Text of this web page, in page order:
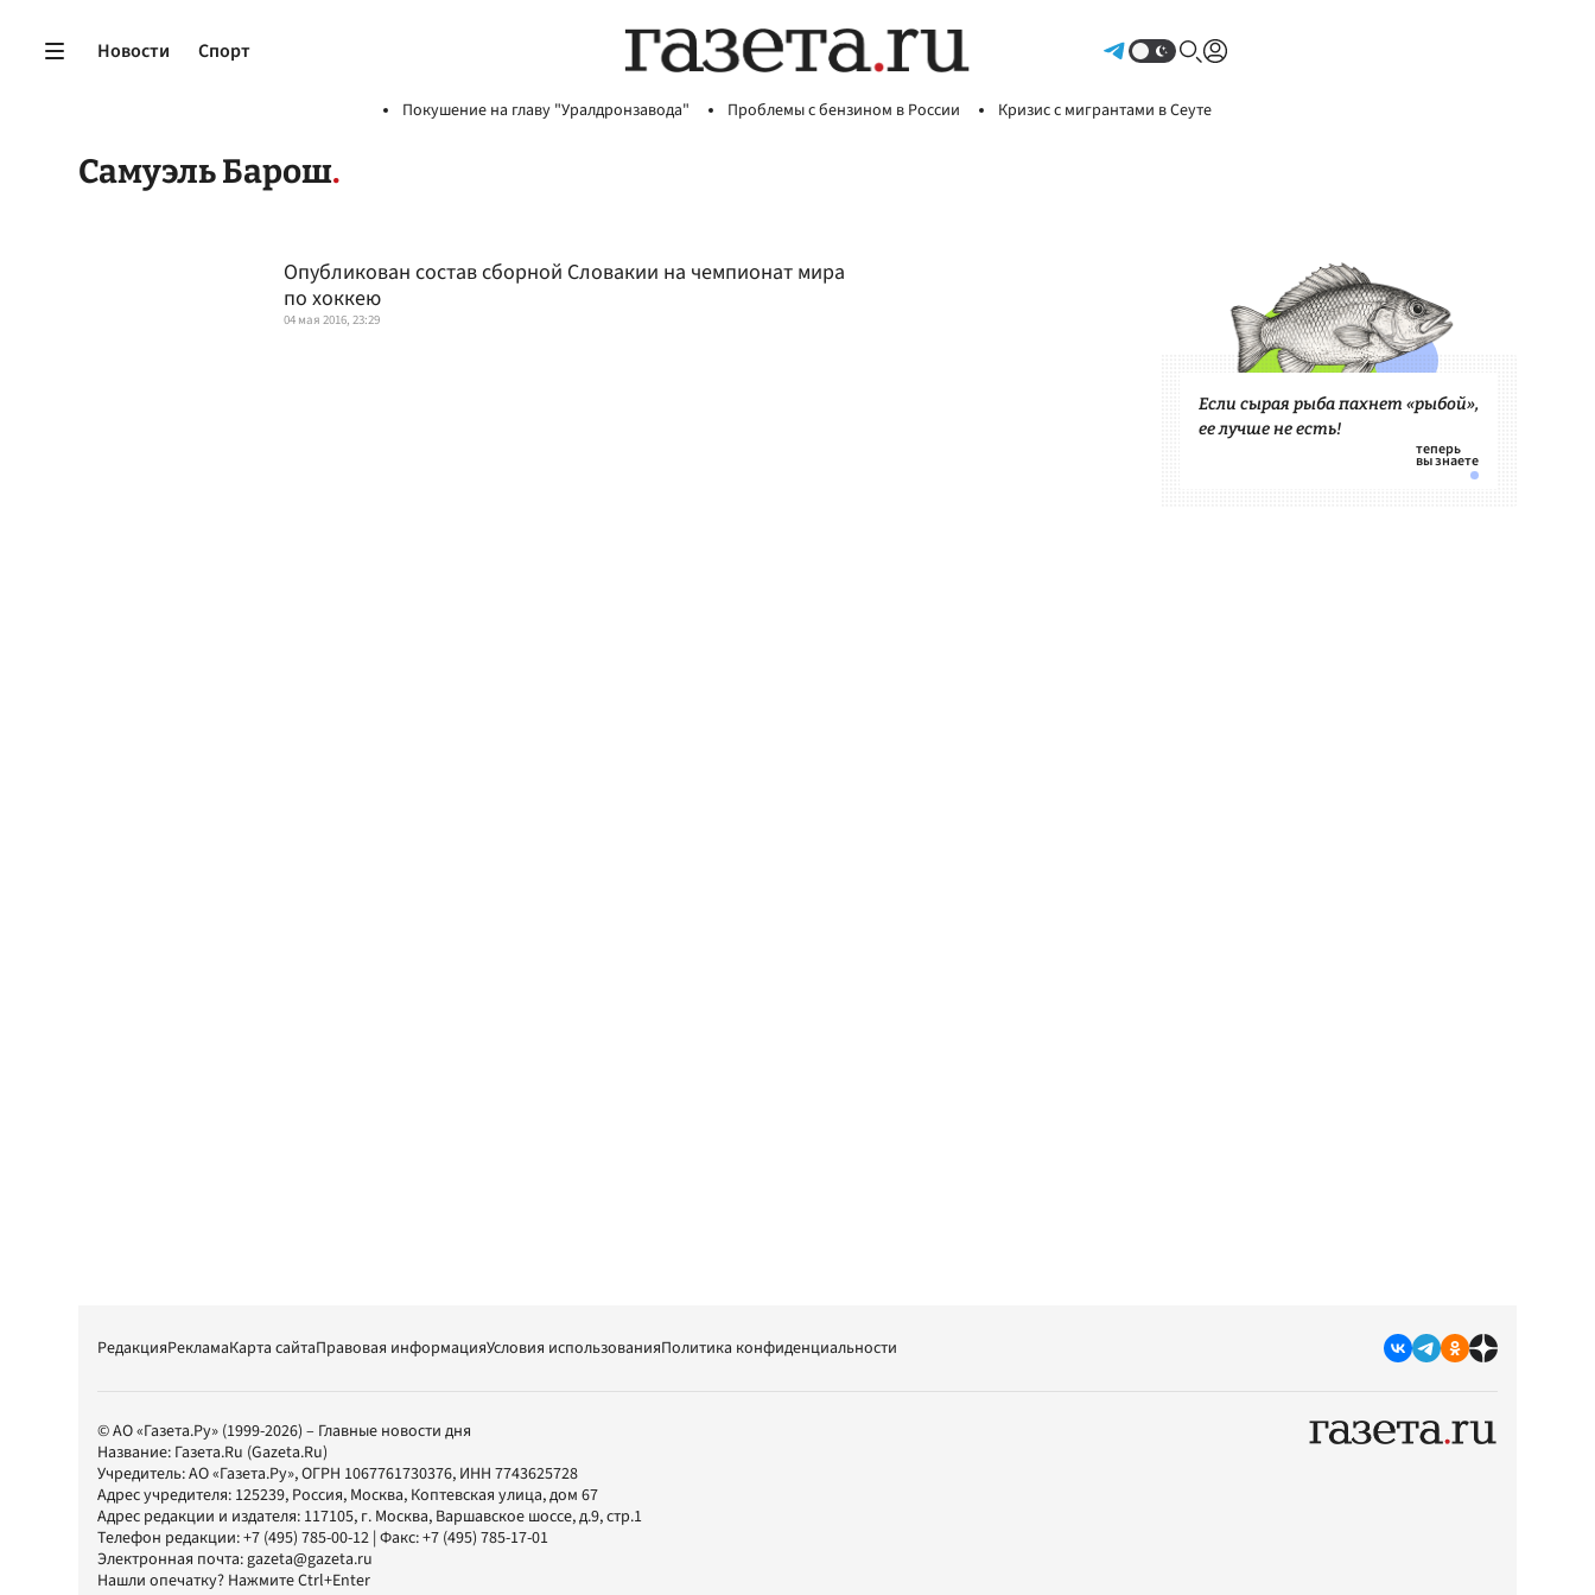
Новости Спорт
Покушение на главу "Уралдронзавода" Проблемы с бензином в России Кризис с мигрантами в Сеуте
Самуэль Барош
Опубликован состав сборной Словакии на чемпионат мира
по хоккею
04 мая 2016, 23:29
Если сырая рыба пахнет «рыбой»,
ее лучше не есть!
РедакцияРекламаКарта сайтаПравовая информацияУсловия использованияПолитика конфиденциальности
© АО «Газета.Ру» (1999-2026) – Главные новости дня
Название: Газета.Ru (Gazeta.Ru)
Учредитель:АО «Газета.Ру», ОГРН 1067761730376, ИНН 7743625728
Адрес учредителя: 125239, Россия, Москва, Коптевская улица, дом 67
Адрес редакции и издателя: 117105, г. Москва, Варшавское шоссе, д.9, стр.1
Телефон редакции:+7 (495) 785-00-12 | Факс:+7 (495) 785-17-01
Электронная почта:gazeta@gazeta.ru
Нашли опечатку? Нажмите Ctrl+Enter